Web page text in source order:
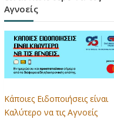
Αγνοείς
Κάποιες Ειδοποιήσεις είναι
Καλύτερο να τις Αγνοείς